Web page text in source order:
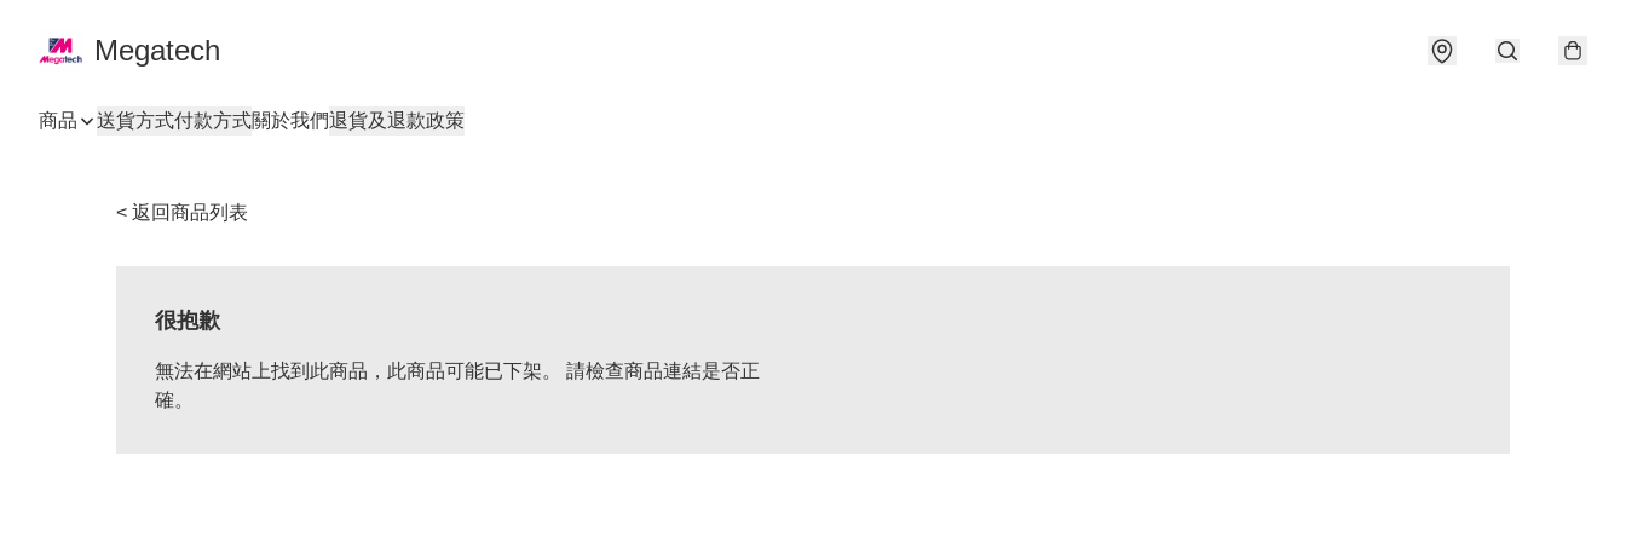
Megatech
商品 送貨方式付款方式關於我們退貨及退款政策
< 返回商品列表
很抱歉
無法在網站上找到此商品，此商品可能已下架。 請檢查商品連結是否正
確。